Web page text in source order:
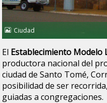
Ciudad
El Establecimiento Modelo
productora nacional del
ciudad de Santo Tomé,
posibilidad de ser
guiadas a congregaciones.